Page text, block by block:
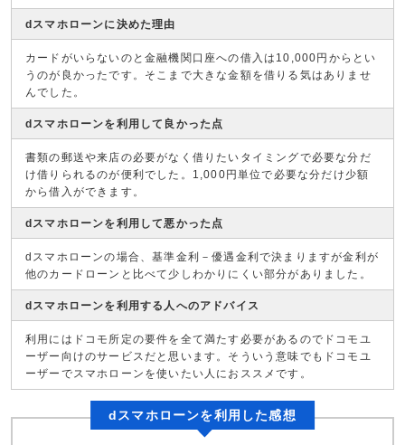
dスマホローンに決めた理由
カードがいらないのと金融機関口座への借入は10,000円からとい
うのが良かったです。そこまで大きな金額を借りる気はありませ
んでした。
dスマホローンを利用して良かった点
書類の郵送や来店の必要がなく借りたいタイミングで必要な分だ
け借りられるのが便利でした。1,000円単位で必要な分だけ少額
から借入ができます。
dスマホローンを利用して悪かった点
dスマホローンの場合、基準金利－優遇金利で決まりますが金利が
他のカードローンと比べて少しわかりにくい部分がありました。
dスマホローンを利用する人へのアドバイス
利用にはドコモ所定の要件を全て満たす必要があるのでドコモユ
ーザー向けのサービスだと思います。そういう意味でもドコモユ
ーザーでスマホローンを使いたい人におススメです。
dスマホローンを利用した感想